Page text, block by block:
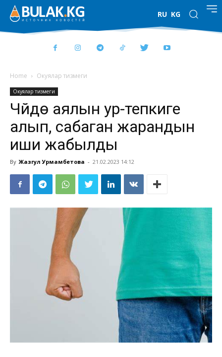
RU KG
Home Окуялар тизмеги
Окуялар тизмеги
Чүйдө аялын ур-тепкиге
алып, сабаган жарандын
иши жабылды
By Жазгул Урмамбетова - 21.02.2023 14:12